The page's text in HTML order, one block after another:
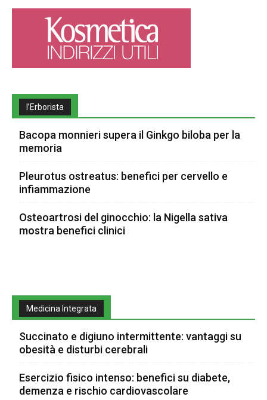
l’Erborista
Bacopa monnieri supera il Ginkgo biloba per la
memoria
Pleurotus ostreatus: benefici per cervello e
infiammazione
Osteoartrosi del ginocchio: la Nigella sativa
mostra benefici clinici
Medicina Integrata
Succinato e digiuno intermittente: vantaggi su
obesità e disturbi cerebrali
Esercizio fisico intenso: benefici su diabete,
demenza e rischio cardiovascolare